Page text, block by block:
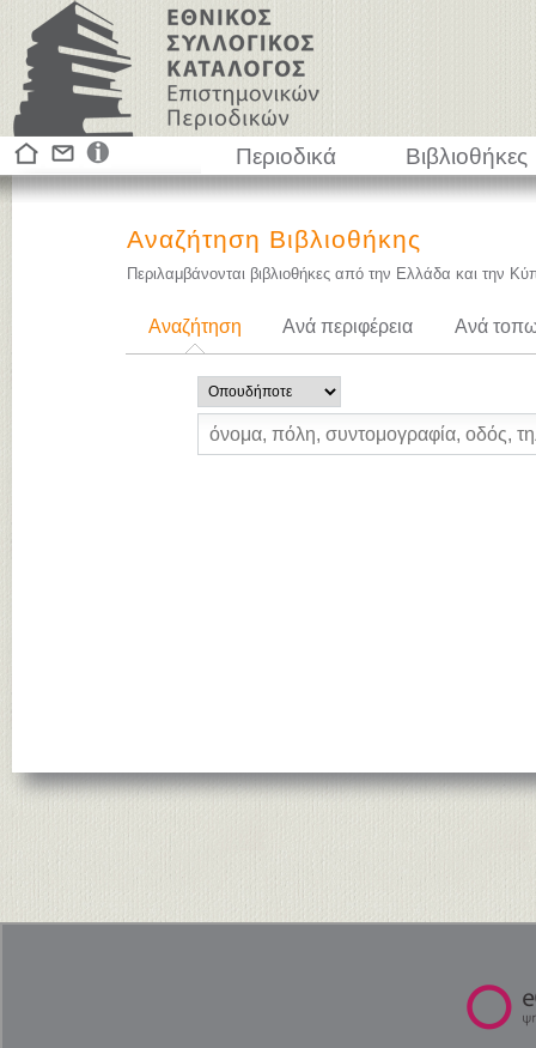
Περιοδικά Βιβλιοθήκες
Αναζήτηση Βιβλιοθήκης
Περιλαμβάνονται βιβλιοθήκες από την Ελλάδα και την
Αναζήτηση Ανά περιφέρεια Ανά